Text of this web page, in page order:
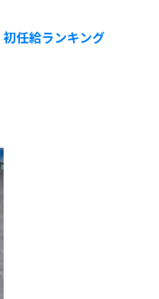
初任給ランキング